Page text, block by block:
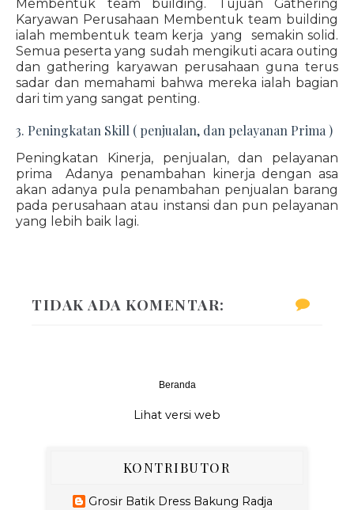
Membentuk team building. Tujuan Gathering
Karyawan Perusahaan Membentuk team building
ialah membentuk team kerja yang semakin solid.
Semua peserta yang sudah mengikuti acara outing
dan gathering karyawan perusahaan guna terus
sadar dan memahami bahwa mereka ialah bagian
dari tim yang sangat penting.
3. Peningkatan Skill ( penjualan, dan pelayanan Prima )
Peningkatan Kinerja, penjualan, dan pelayanan
prima Adanya penambahan kinerja dengan asa
akan adanya pula penambahan penjualan barang
pada perusahaan atau instansi dan pun pelayanan
yang lebih baik lagi.
TIDAK ADA KOMENTAR:
Beranda
Lihat versi web
KONTRIBUTOR
Grosir Batik Dress Bakung Radja